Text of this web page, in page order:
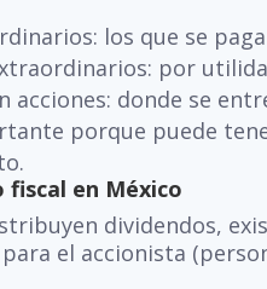
los que se
por
acciones: donde se
porque puede
en México
dividendos,
el accionista